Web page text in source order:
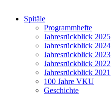
Spitäle
Programmhefte
Jahresrückblick 2025
Jahresrückblick 2024
Jahresrückblick 2023
Jahresrückblick 2022
Jahresrückblick 2021
100 Jahre VKU
Geschichte